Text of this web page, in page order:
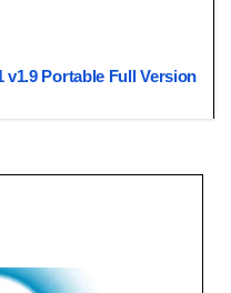
Portable Full Version